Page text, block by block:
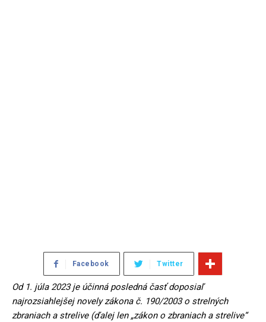
Facebook Twitter
Od 1. júla 2023 je účinná posledná časť doposiaľ
najrozsiahlejšej novely zákona č. 190/2003 o strelných
zbraniach a strelive (ďalej len „zákon o zbraniach a strelive“